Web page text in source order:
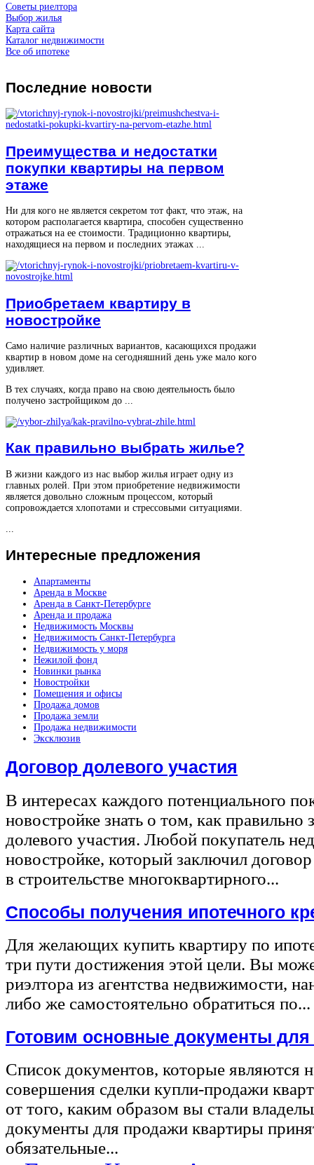
Советы риелтора
Выбор жилья
Карта сайта
Каталог недвижимости
Все об ипотеке
Последние новости
Преимущества и недостатки
покупки квартиры на первом
этаже
Ни для кого не является секретом тот факт, что этаж, на
котором располагается квартира, способен существенно
отражаться на ее стоимости. Традиционно квартиры,
находящиеся на первом и последних этажах ...
Приобретаем квартиру в
новостройке
Само наличие различных вариантов, касающихся продажи
квартир в новом доме на сегодняшний день уже мало кого
удивляет.
В тех случаях, когда право на свою деятельность было
получено застройщиком до ...
Как правильно выбрать жилье?
В жизни каждого из нас выбор жилья играет одну из
главных ролей. При этом приобретение недвижимости
является довольно сложным процессом, который
сопровождается хлопотами и стрессовыми ситуациями.
Интересные предложения
Апартаменты
Аренда в Москве
Аренда в Санкт-Петербурге
Аренда и продажа
Недвижимость Москвы
Недвижимость Санкт-Петербурга
Недвижимость у моря
Нежилой фонд
Новинки рынка
Новостройки
Помещения и офисы
Продажа домов
Продажа земли
Продажа недвижимости
Эксклюзив
Договор долевого участия
В интересах каждого потенциального
новостройке знать о том, как правильно
долевого участия. Любой покупатель
новостройке, который заключил
в строительстве многоквартирного...
Способы получения ипотечного
Для желающих купить квартиру по
три пути достижения этой цели. Вы
риэлтора из агентства недвижимости,
либо же самостоятельно обратиться по...
Готовим основные документы
Список документов, которые являются
совершения сделки купли-продажи
от того, каким образом вы стали
документы для продажи квартиры
обязательные...